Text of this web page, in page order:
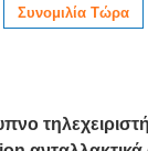
Συνομιλία Τώρα